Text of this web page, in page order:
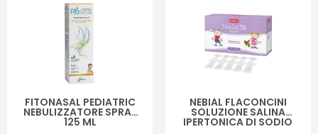
FITONASAL PEDIATRIC
NEBULIZZATORE SPRAY
125 ML
NEBIAL FLACONCINI
SOLUZIONE SALINA
IPERTONICA DI SODIO